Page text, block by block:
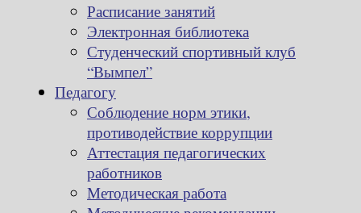
Расписание занятий
Электронная библиотека
Студенческий спортивный клуб
“Вымпел”
Педагогу
Соблюдение норм этики,
противодействие коррупции
Аттестация педагогических
работников
Методическая работа